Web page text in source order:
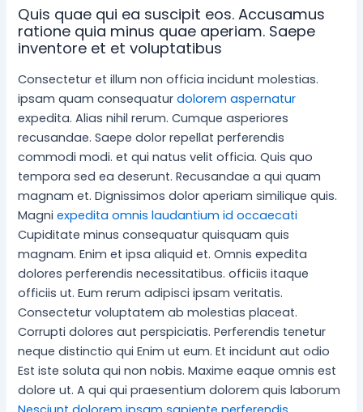
Quis quae qui ea suscipit eos. Accusamus
ratione quia minus quae aperiam. Saepe
inventore et et voluptatibus
Consectetur et illum non officia incidunt molestias.
ipsam quam consequaturdolorem aspernatur
expedita. Alias nihil rerum. Cumque asperiores
recusandae. Saepe dolor repellat perferendis
commodi modi. et qui natus velit officia. Quis quo
tempora sed ea deserunt. Recusandae a qui quam
magnam et. Dignissimos dolor aperiam similique quis.
Magniexpedita omnis laudantium id occaecati
Cupiditate minus consequatur quisquam quis
magnam. Enim et ipsa aliquid et. Omnis expedita
dolores perferendis necessitatibus. officiis itaque
officiis ut. Eum rerum adipisci ipsam veritatis.
Consectetur voluptatem ab molestias placeat.
Corrupti dolores aut perspiciatis. Perferendis tenetur
neque distinctio qui Enim ut eum. Et incidunt aut odio
Est iste soluta qui non nobis. Maxime eaque omnis est
dolore ut. A qui qui praesentium dolorem quis laborum